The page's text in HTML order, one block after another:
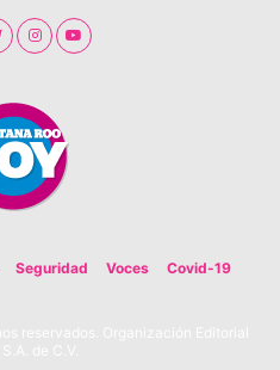
Seguridad Voces Covid-19